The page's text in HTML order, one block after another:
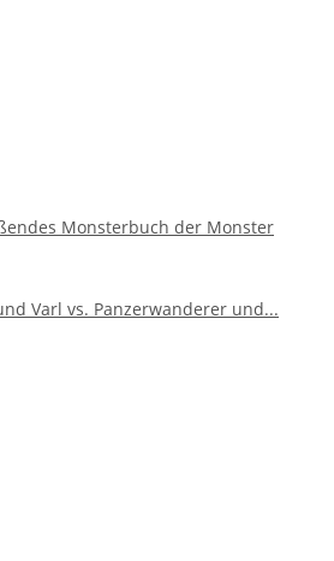
Monsterbuch der Monster